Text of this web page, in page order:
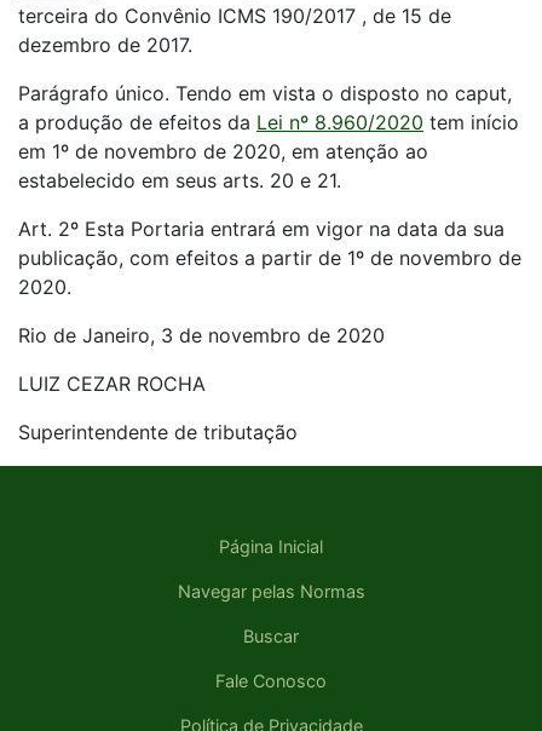
terceira do Convênio ICMS 190/2017 , de 15 de
dezembro de 2017.
Parágrafo único. Tendo em vista o disposto no caput,
a produção de efeitos da Lei nº 8.960/2020 tem início
em 1º de novembro de 2020, em atenção ao
estabelecido em seus arts. 20 e 21.
Art. 2º Esta Portaria entrará em vigor na data da sua
publicação, com efeitos a partir de 1º de novembro de
2020.
Rio de Janeiro, 3 de novembro de 2020
LUIZ CEZAR ROCHA
Superintendente de tributação
Página Inicial
Navegar pelas Normas
Buscar
Fale Conosco
Política de Privacidade